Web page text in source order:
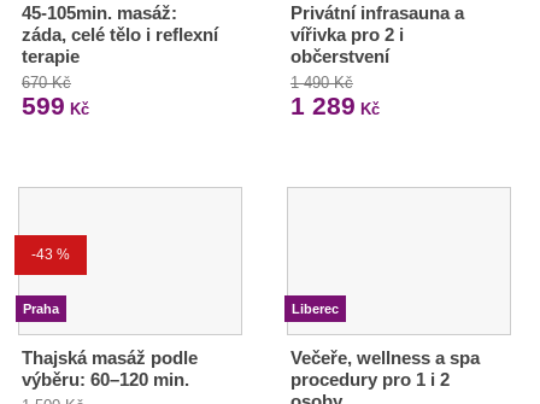
45-105min. masáž:
záda, celé tělo i reflexní
terapie
670 Kč
599 Kč
Privátní infrasauna a
vířivka pro 2 i
občerstvení
1 490 Kč
1 289 Kč
-43 %
Praha
Thajská masáž podle
výběru: 60–120 min.
Liberec
Večeře, wellness a spa
procedury pro 1 i 2